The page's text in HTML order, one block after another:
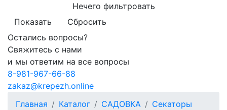
Нечего фильтровать
Показать
Сбросить
Остались вопросы?
Свяжитесь с нами
и мы ответим на все вопросы
8-981-967-66-88
zakaz@krepezh.online
Главная
Каталог САДОВКА
Секаторы